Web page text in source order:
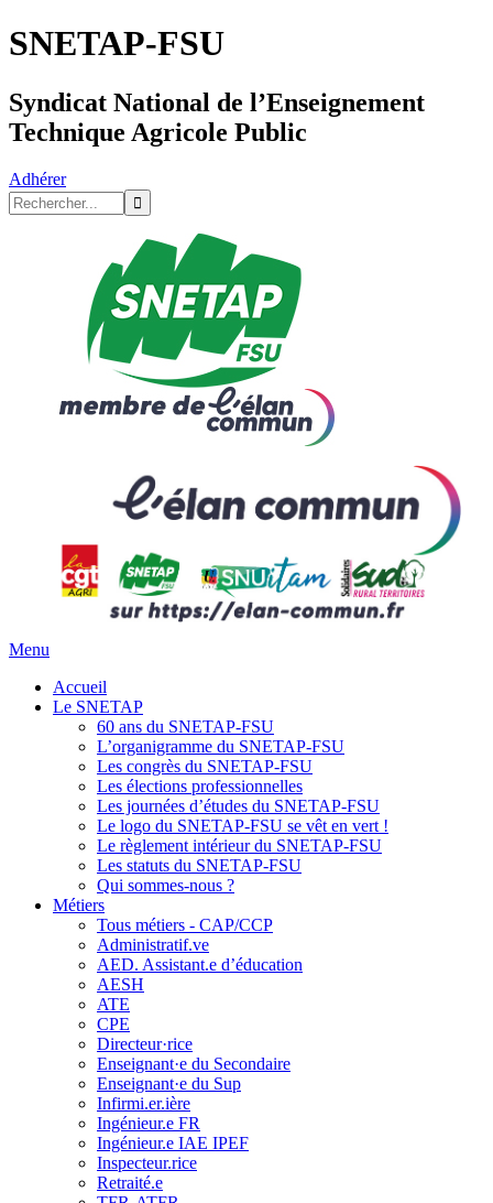
SNETAP-FSU
Syndicat National de l’Enseignement
Technique Agricole Public
Adhérer
Menu
Accueil
Le SNETAP
60 ans du SNETAP-FSU
L’organigramme du SNETAP-FSU
Les congrès du SNETAP-FSU
Les élections professionnelles
Les journées d’études du SNETAP-FSU
Le logo du SNETAP-FSU se vêt en vert !
Le règlement intérieur du SNETAP-FSU
Les statuts du SNETAP-FSU
Qui sommes-nous ?
Métiers
Tous métiers - CAP/CCP
Administratif.ve
AED. Assistant.e d’éducation
AESH
ATE
CPE
Directeur·rice
Enseignant·e du Secondaire
Enseignant·e du Sup
Infirmi.er.ière
Ingénieur.e FR
Ingénieur.e IAE IPEF
Inspecteur.rice
Retraité.e